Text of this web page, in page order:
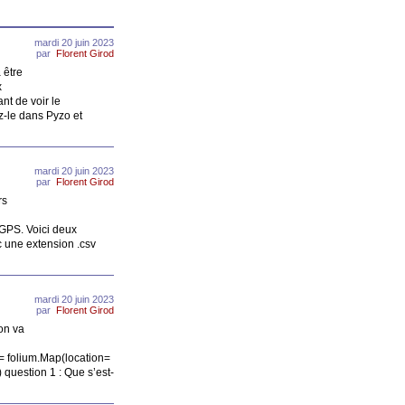
mardi 20 juin 2023
par Florent Girod
être
de voir le
le dans Pyzo et
mardi 20 juin 2023
par Florent Girod
Voici deux
une extension .csv
mardi 20 juin 2023
par Florent Girod
va
folium.Map(location=
1 : Que s’est-